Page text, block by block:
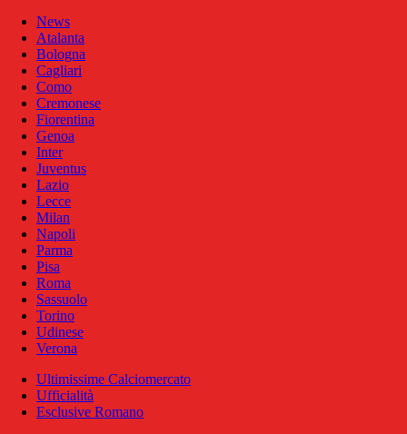
News
Atalanta
Bologna
Cagliari
Como
Cremonese
Fiorentina
Genoa
Inter
Juventus
Lazio
Lecce
Milan
Napoli
Parma
Pisa
Roma
Sassuolo
Torino
Udinese
Verona
Ultimissime Calciomercato
Ufficialità
Esclusive Romano